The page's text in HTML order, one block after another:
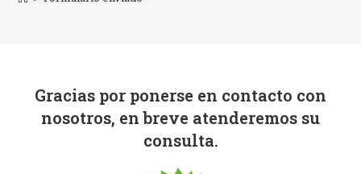
Gracias por ponerse en contacto con
nosotros, en breve atenderemos su
consulta.